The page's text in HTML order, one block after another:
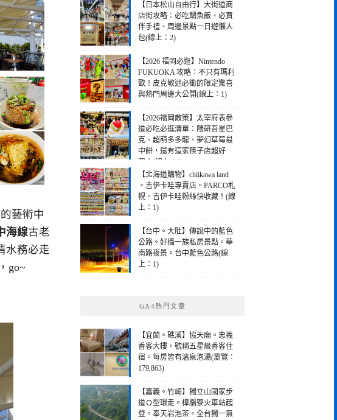
藝術中
海線古老
水務必走
go~
【日本松山自由行】大街道商
店街攻略：必吃鯛魚飯、必買
伴手禮、周邊景點一日遊懶人
包(線上：2)
【2026 福岡必逛】Nintendo
FUKUOKA 攻略：不只有瑪利
歐！皮克敏迷必衝的限定驚喜
與熱門周邊大公開(線上：1)
【2026福岡散策】太宰府表參
道必吃必逛清單：隈研吾星巴
克、超萌多多龍、夢幻草莓最
中餅，還有這家筷子店超好
買！(線上：1)
【北海道購物】chiikawa land
。吉伊卡哇專賣店。PARCO札
幌。吉伊卡哇粉絲快收藏！(線
上：1)
【台中。大肚】傳說中的藍色
公路。好攝一族私房景點。華
南路夜景。台中藍色公路(線
上：1)
GA4熱門文章
【宜蘭。礁溪】協天廟。忠義
香客大樓。號稱五星級香客住
宿。每房皆有溫泉泡湯(瀏覽：
179,863)
【嘉義。竹崎】獨立山國家步
道Ｏ型環走。樟腦寮火車站起
登。奉天岩泡茶。全台獨一無